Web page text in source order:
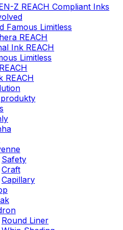
Z REACH Compliant Inks
Famous Limitless
REACH
Ink REACH
Limitless
REACH
Safety
Craft
Capillary
Round Liner